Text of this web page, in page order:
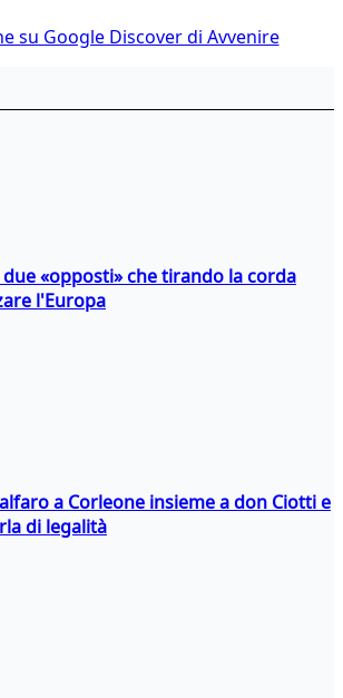
su Google Discover di Avvenire
«opposti» che tirando la corda
l'Europa
a Corleone insieme a don Ciotti e
di legalità